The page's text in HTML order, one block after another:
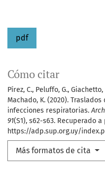
pdf
Cómo citar
Pírez, C., Peluffo, G.,
Machado, K. (2020).
infecciones respiratorias.
91(S1), s62-s63. Recuperado
https://adp.sup.org.uy/
Más formatos de cita